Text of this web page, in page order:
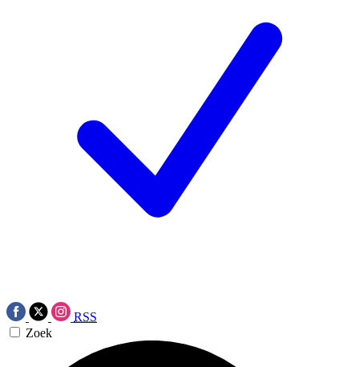
RSS
Zoek